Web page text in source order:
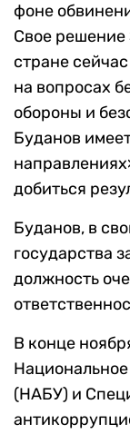
фоне
Свое решение
стране
на вопросах
обороны и
Буданов
добиться
Буданов, в
государства
должность
В конце
(НАБУ) и